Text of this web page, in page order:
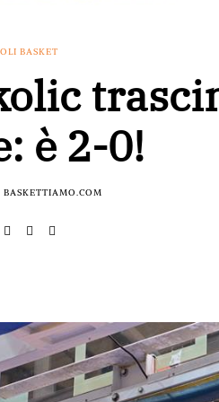
BASKET
è 2-0!
BASKETTIAMO.COM